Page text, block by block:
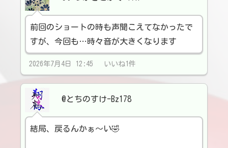
前回のショートの時も声聞こえてなかったで
すが、今回も…時々音が大きくなります
2026年7月4日 12:45 いいね1件
@とちのすけ-Bz178
結局、戻るんかぁ〜い🤣